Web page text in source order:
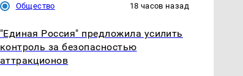
Общество 18 часов назад
"Единая Россия" предложила усилить
контроль за безопасностью
аттракционов